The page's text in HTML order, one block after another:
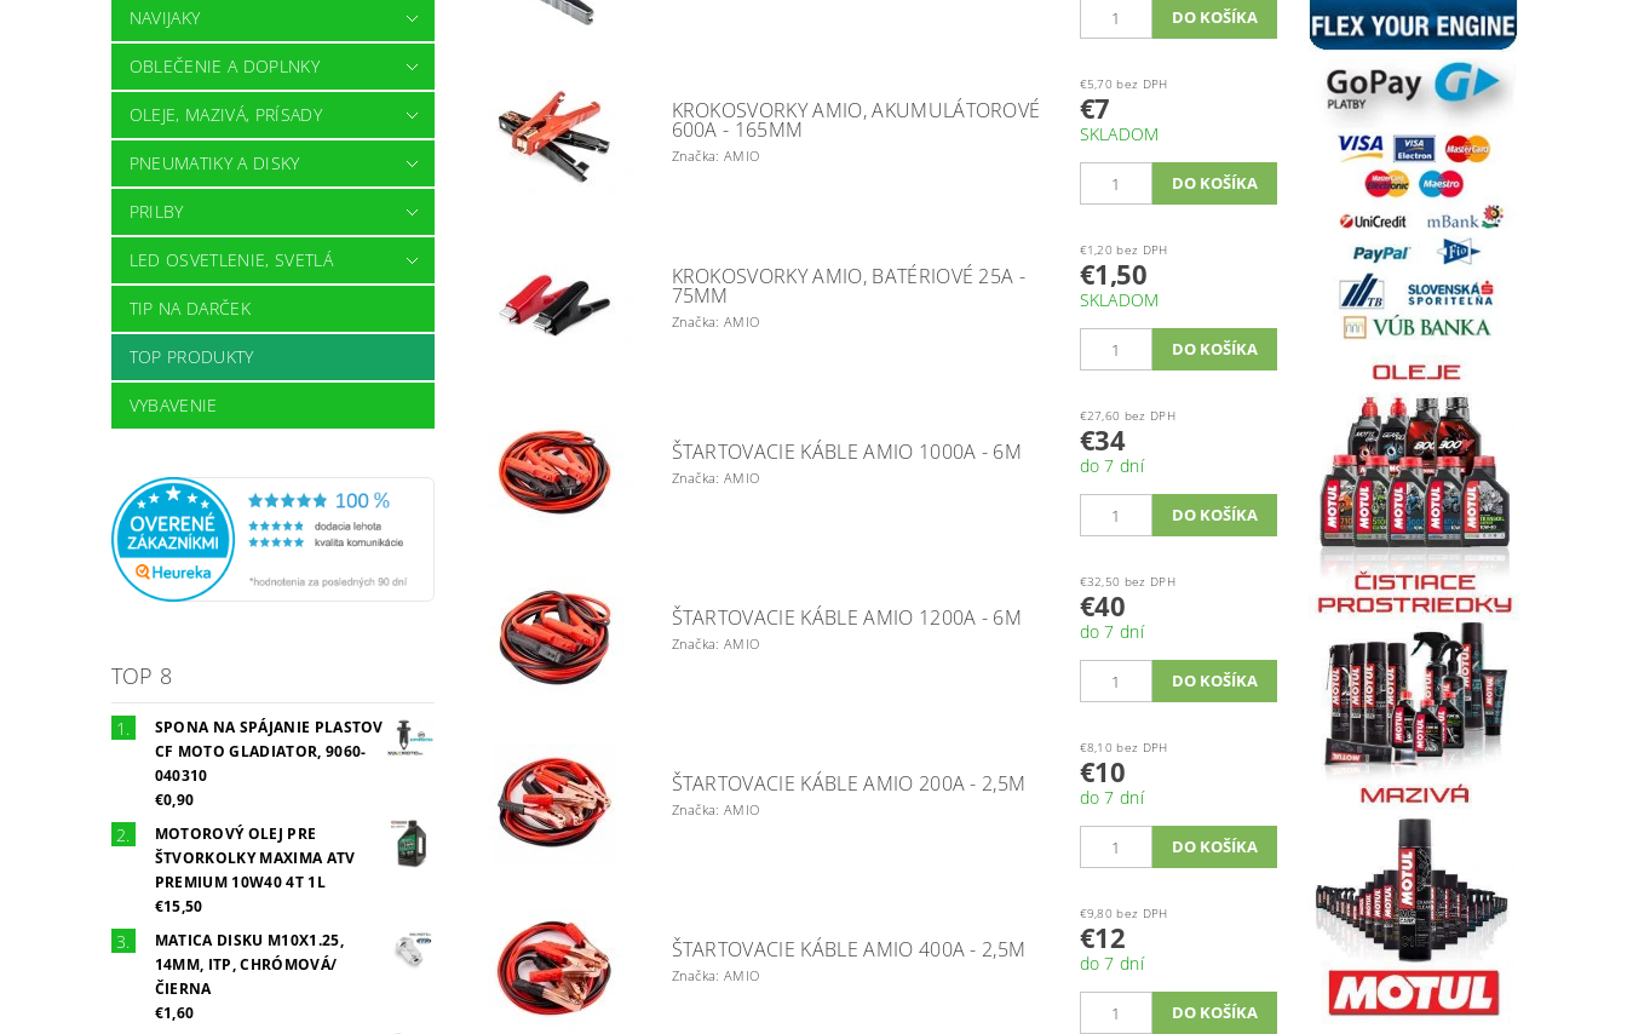
NAVIJAKY
OBLEČENIE A DOPLNKY
OLEJE, MAZIVÁ, PRÍSADY
PNEUMATIKY A DISKY
PRILBY
LED OSVETLENIE, SVETLÁ
TIP NA DARČEK
TOP PRODUKTY
VYBAVENIE
TOP 8
SPONA NA SPÁJANIE PLASTOV
CF MOTO GLADIATOR, 9060-
040310
€0,90
MOTOROVÝ OLEJ PRE
ŠTVORKOLKY MAXIMA ATV
PREMIUM 10W40 4T 1L
€15,50
MATICA DISKU M10X1.25,
14MM, ITP, CHRÓMOVÁ/
ČIERNA
€1,60
KROKOSVORKY AMIO, AKUMULÁTOROVÉ
600A - 165MM
Značka: AMIO
€5,70 bez DPH
€7
SKLADOM
KROKOSVORKY AMIO, BATÉRIOVÉ 25A -
75MM
Značka: AMIO
€1,20 bez DPH
€1,50
SKLADOM
ŠTARTOVACIE KÁBLE AMIO 1000A - 6M
Značka: AMIO
€27,60 bez DPH
€34
do 7 dní
ŠTARTOVACIE KÁBLE AMIO 1200A - 6M
Značka: AMIO
€32,50 bez DPH
€40
do 7 dní
ŠTARTOVACIE KÁBLE AMIO 200A - 2,5M
Značka: AMIO
€8,10 bez DPH
€10
do 7 dní
ŠTARTOVACIE KÁBLE AMIO 400A - 2,5M
Značka: AMIO
€9,80 bez DPH
€12
do 7 dní